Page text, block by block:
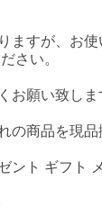
すが、お
さい。
お願い致しま
商品を現品
ント ギフト